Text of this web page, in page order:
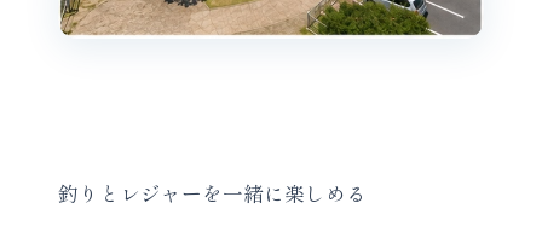
釣りとレジャーを一緒に楽しめる